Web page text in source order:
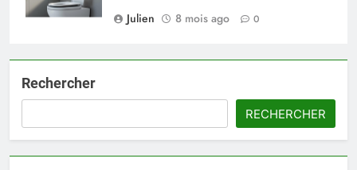
Julien
8 mois ago 0
Rechercher
RECHERCHER